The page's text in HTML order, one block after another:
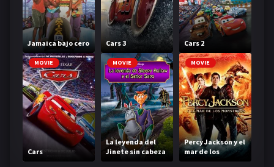
Jamaica bajo cero Cars 3 Cars 2
MOVIE
Cars
MOVIE
La leyenda del
Jinete sin cabeza
MOVIE
Percy Jackson y el
mar de los
monstruos